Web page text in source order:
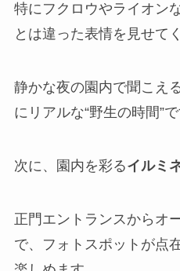
特にフクロウやライオン
とは違った表情を見せて
静かな夜の園内で聞こえ
にリアルな“野生の時間”で
次に、園内を彩るイルミ
正門エントランスからオ
で、フォトスポットが点